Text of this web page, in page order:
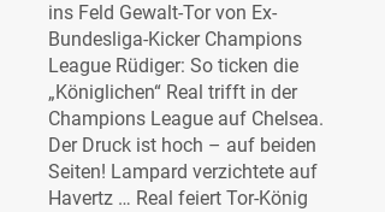
ins Feld Gewalt-Tor von Ex-
Bundesliga-Kicker Champions
League Rüdiger: So ticken die
„Königlichen“ Real trifft in der
Champions League auf Chelsea.
Der Druck ist hoch – auf beiden
Seiten! Lampard verzichtete auf
Havertz … Real feiert Tor-König